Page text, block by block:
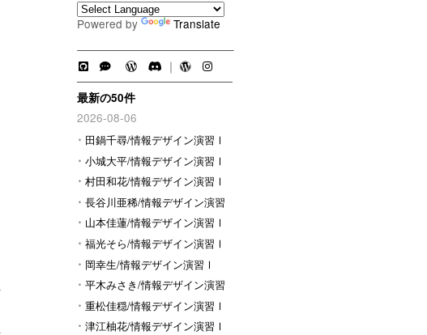
Powered by Translate
｜
最新の50件
2026-08-06
田鍋千尋/情報デザイン演習Ⅰ
小城大平/情報デザイン演習Ⅰ
村田和花/情報デザイン演習Ⅰ
長谷川亜稀/情報デザイン演習
Ⅰ 山本佳蓮/情報デザイン演習Ⅰ
福光そら/情報デザイン演習Ⅰ
岡幸生/情報デザイン演習Ⅰ
平木みさき/情報デザイン演習
Ⅰ 重松佳穏/情報デザイン演習Ⅰ
津江柚花/情報デザイン演習Ⅰ